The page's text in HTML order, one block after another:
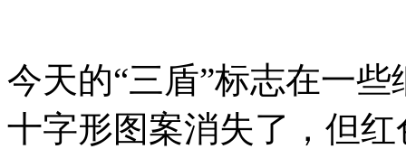
今天的“三盾”标志在一
十字形图案消失了，但